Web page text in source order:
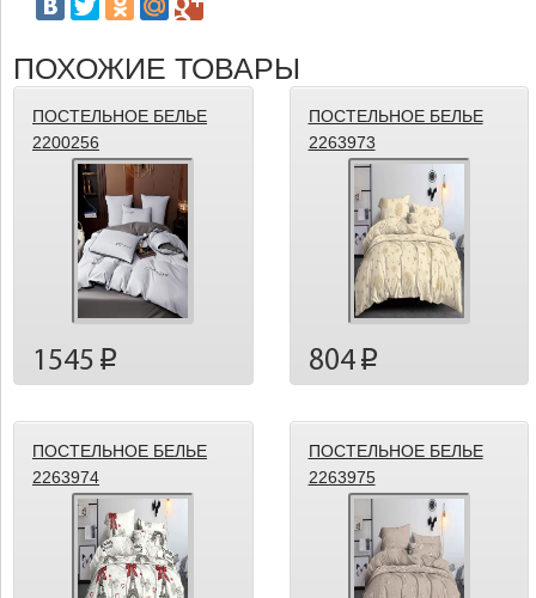
ПОХОЖИЕ ТОВАРЫ
ПОСТЕЛЬНОЕ БЕЛЬЕ
2200256
1545 p
ПОСТЕЛЬНОЕ БЕЛЬЕ
2263973
804p
ПОСТЕЛЬНОЕ БЕЛЬЕ
2263974
ПОСТЕЛЬНОЕ БЕЛЬЕ
2263975